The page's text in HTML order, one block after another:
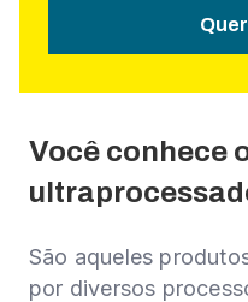
Você conhece
São aqueles
por diversos